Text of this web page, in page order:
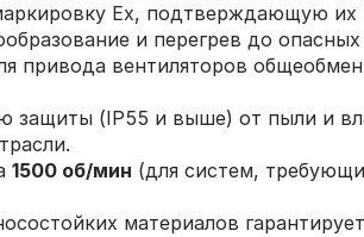
Ex, подтверждающую их
и перегрев до опасных
привода вентиляторов
защиты (IP55 и выше) от пыли и
1500 об/мин (для систем,
материалов